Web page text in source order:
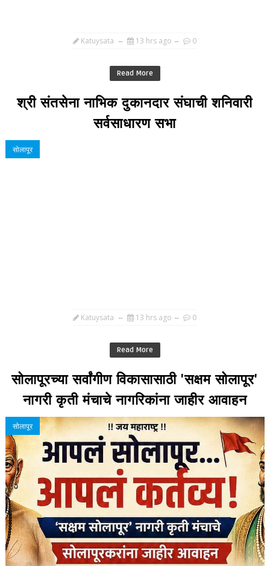
Katuysata 13 hrs ago 0
Read More
श्री संतसेना नाभिक दुकानदार संघाची शनिवारी
सर्वसाधारण सभा
सोलापूर
Katuysata 13 hrs ago 0
Read More
सोलापूरच्या सर्वांगीण विकासासाठी 'सक्षम सोलापूर'
नागरी कृती मंचाचे नागरिकांना जाहीर आवाहन
सोलापूर